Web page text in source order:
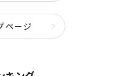
ージ